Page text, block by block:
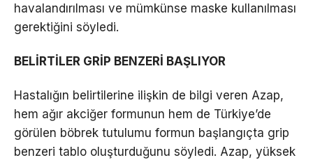
havalandırılması ve mümkünse maske kullanılması
gerektiğini söyledi.
BELİRTİLER GRİP BENZERİ BAŞLIYOR
Hastalığın belirtilerine ilişkin de bilgi veren Azap,
hem ağır akciğer formunun hem de Türkiye’de
görülen böbrek tutulumu formun başlangıçta grip
benzeri tablo oluşturduğunu söyledi. Azap, yüksek